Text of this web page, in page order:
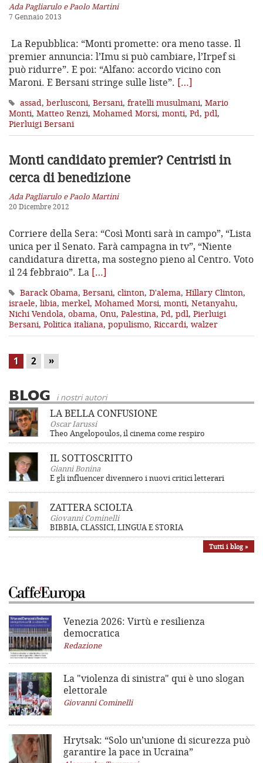
Ada Pagliarulo e Paolo Martini
7 Gennaio 2013
La Repubblica: “Monti promette: ora meno tasse. Il
premier annuncia: l’Imu si può cambiare, l’Irpef si
può ridurre”. E poi: “Alfano: accordo vicino con
Maroni. E Bersani stringe sulle liste”. […]
assad, berlusconi, Bersani, fratelli musulmani, Mario
Monti, Matteo Renzi, Mohamed Morsi, monti, Pd, pdl,
Pierluigi Bersani
Monti candidato premier? Centristi in
cerca di benedizione
Ada Pagliarulo e Paolo Martini
20 Dicembre 2012
Corriere della Sera: “Così Monti sarà in campo”, “Lista
unica per il Senato. Farà campagna in tv”, “Niente
candidatura diretta, ma sostegno pieno al Centro. Voto
il 24 febbraio”. La […]
Barack Obama, Bersani, clinton, D'alema, Hillary Clinton,
israele, libia, merkel, Mohamed Morsi, monti, Netanyahu,
Nichi Vendola, obama, Onu, Palestina, Pd, pdl, Pierluigi
Bersani, Politica italiana, populismo, Riccardi, walzer
1 2 »
BLOG i nostri autori
LA BELLA CONFUSIONE
Oscar Iarussi
Theo Angelopoulos, il cinema come respiro
IL SOTTOSCRITTO
Gianni Bonina
E gli influencer divennero i nuovi critici letterari
ZATTERA SCIOLTA
Giovanni Cominelli
BIBBIA, CLASSICI, LINGUA E STORIA
Tutti i blog »
Venezia 2026: Virtù e resilienza
democratica
Redazione
La "violenza di sinistra" qui è uno slogan
elettorale
Giovanni Cominelli
Hrytsak: “Solo un’unione di sicurezza può
garantire la pace in Ucraina”